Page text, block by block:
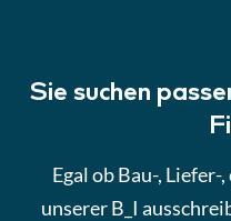
Sie suchen
Egal ob Bau-,
unserer B_I